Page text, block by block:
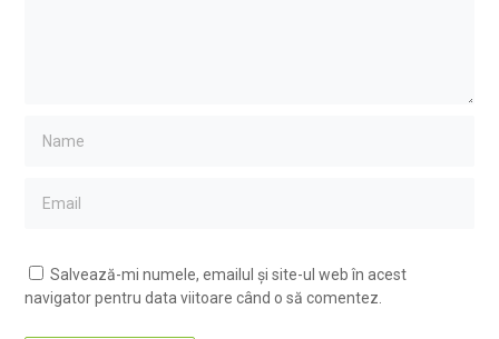
Salvează-mi numele, emailul și site-ul web în acest
navigator pentru data viitoare când o să comentez.